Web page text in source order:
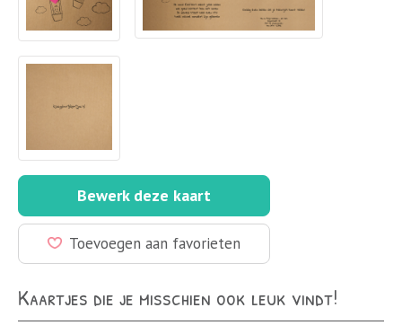
Bewerk deze kaart
Toevoegen aan favorieten
Kaartjes die je misschien ook leuk vindt!